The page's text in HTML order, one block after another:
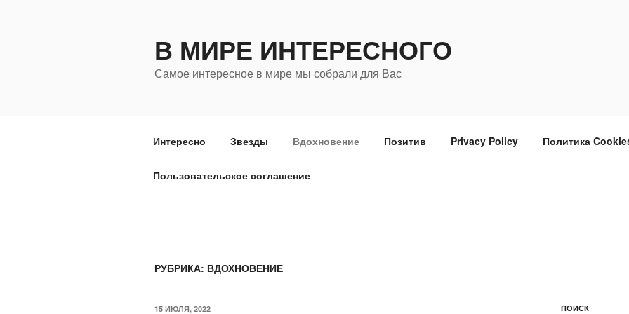
В МИРЕ ИНТЕРЕСНОГО
Самое интересное в мире мы собрали для Вас
Интересно Звезды Вдохновение Позитив Privacy Policy Политика
Пользовательское соглашение
РУБРИКА: ВДОХНОВЕНИЕ
ОПУБЛИКОВАНО
15 ИЮЛЯ, 2022 ПОИСК